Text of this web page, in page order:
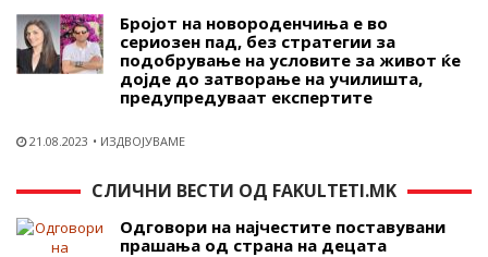
Бројот на новороденчиња е во
сериозен пад, без стратегии за
подобрување на условите за живот ќе
дојде до затворање на училишта,
предупредуваат експертите
21.08.2023 ИЗДВОЈУВАМЕ
СЛИЧНИ ВЕСТИ ОД FAKULTETI.MK
Одговори на најчестите поставувани
прашања од страна на децата